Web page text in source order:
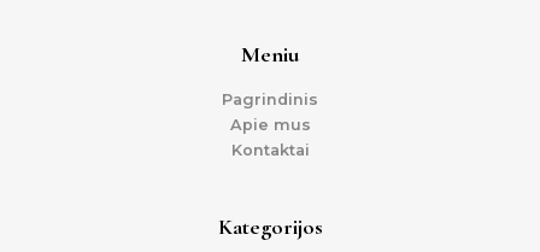
Meniu
Pagrindinis
Apie mus
Kontaktai
Kategorijos